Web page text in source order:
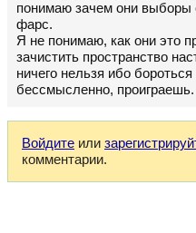
понимаю зачем они выборы
фарс.
Я не понимаю, как они это
зачистить пространство
ничего нельзя ибо
бессмысленно,
Войдите или
комментарии.